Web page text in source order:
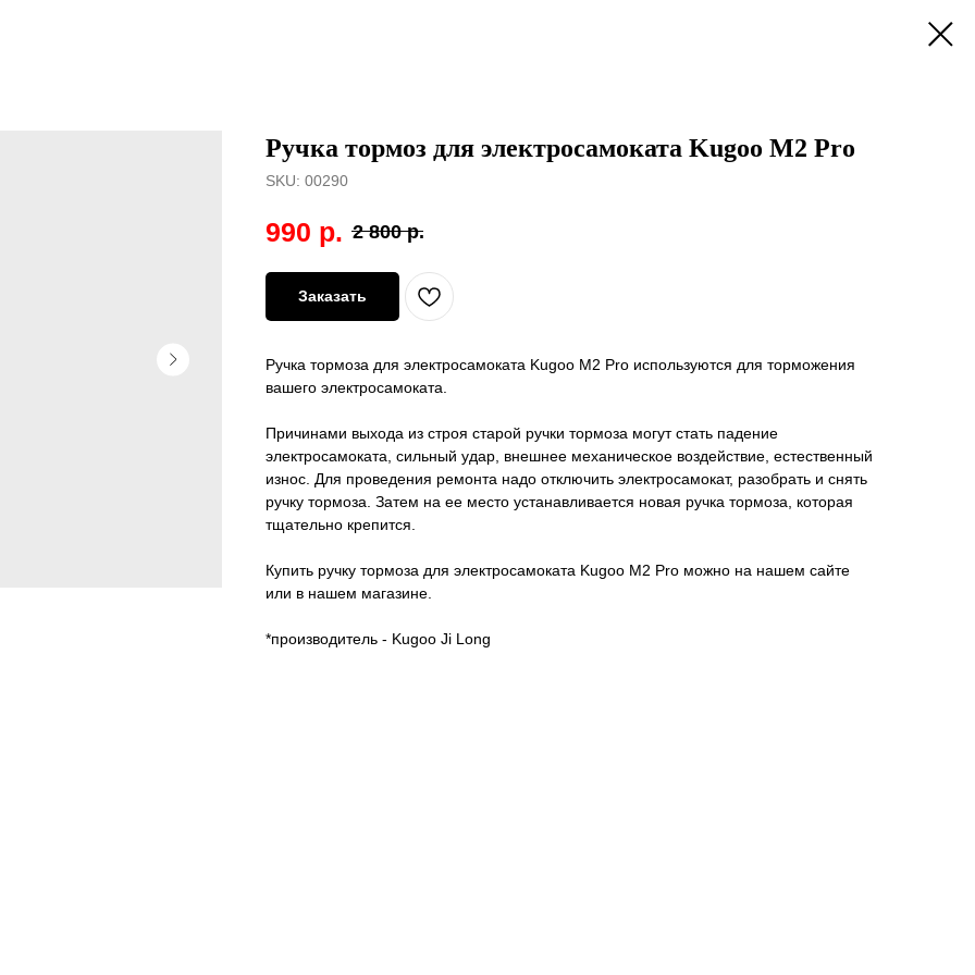
Ручка тормоз для электросамоката Kugoo M2 Pro
SKU: 00290
990 р. 2 800 р.
Заказать
Ручка тормоза для электросамоката Kugoo M2 Pro используются для торможения
вашего электросамоката.
Причинами выхода из строя старой ручки тормоза могут стать падение
электросамоката, сильный удар, внешнее механическое воздействие, естественный
износ. Для проведения ремонта надо отключить электросамокат, разобрать и снять
ручку тормоза. Затем на ее место устанавливается новая ручка тормоза, которая
тщательно крепится.
Купить ручку тормоза для электросамоката Kugoo M2 Pro можно на нашем сайте
или в нашем магазине.
*производитель - Kugoo Ji Long